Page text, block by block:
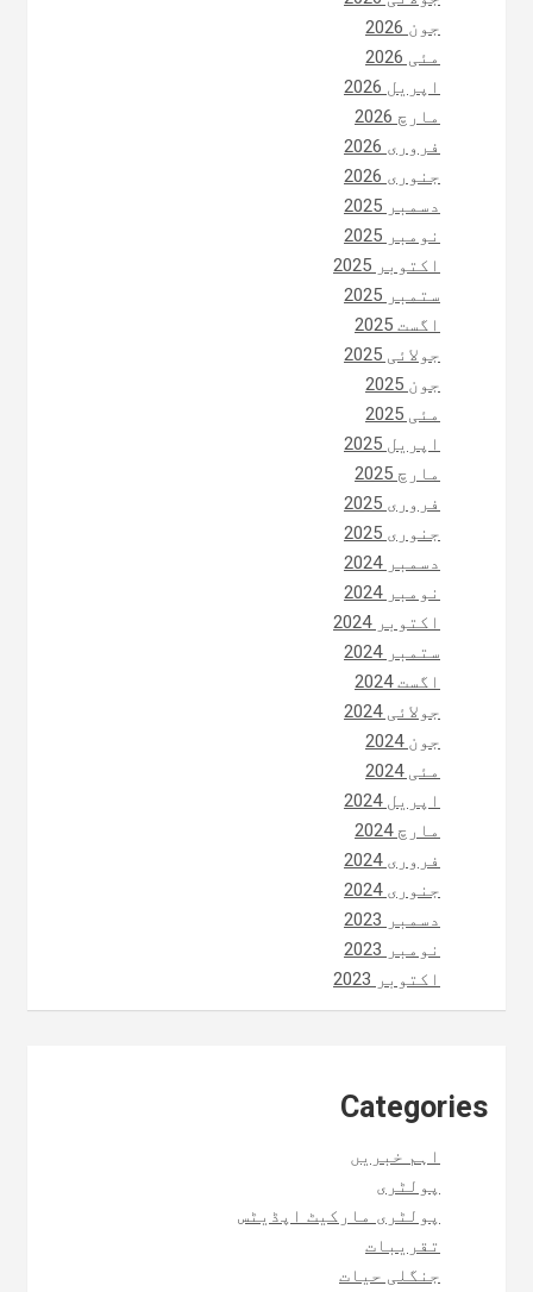
جون 2026
مئی 2026
اپریل 2026
مارچ 2026
فروری 2026
جنوری 2026
دسمبر 2025
نومبر 2025
اکتوبر 2025
ستمبر 2025
اگست 2025
جولائی 2025
جون 2025
مئی 2025
اپریل 2025
مارچ 2025
فروری 2025
جنوری 2025
دسمبر 2024
نومبر 2024
اکتوبر 2024
ستمبر 2024
اگست 2024
جولائی 2024
جون 2024
مئی 2024
اپریل 2024
مارچ 2024
فروری 2024
جنوری 2024
دسمبر 2023
نومبر 2023
اکتوبر 2023
Categories
اہم خبریں
پولٹری
پولٹری مارکیٹ اپڈیٹس
تقریبات
جنگلی حیات